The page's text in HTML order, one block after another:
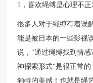
1，喜欢绳缚是心理不正
很多人对于绳缚有着误
能是被日本的一些影视
说，"通过绳缚找到情
神探索形式"是很正常
独特的美感！也就是绳